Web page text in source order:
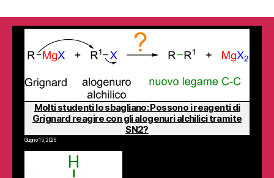
Molti studenti lo sbagliano: Possono i reagenti di
Grignard reagire con gli alogenuri alchilici tramite
SN2?
Giugno 15, 2026